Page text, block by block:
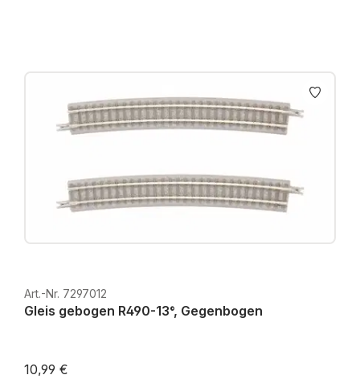
Art.-Nr. 7297012
Gleis gebogen R490-13°, Gegenbogen
10,99 €